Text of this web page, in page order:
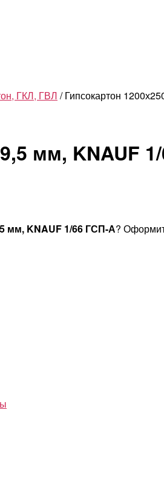
ГКЛ, ГВЛ / Гипсокартон
мм, KNAUF
мм, KNAUF 1/66 ГСП-А?